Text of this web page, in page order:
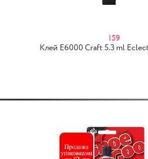
I59
Клей E6000 Craft 5.3 ml